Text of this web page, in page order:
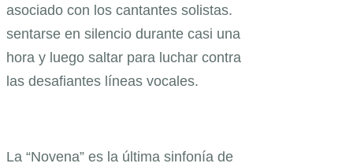
asociado con los cantantes solistas.
sentarse en silencio durante casi una
hora y luego saltar para luchar contra
las desafiantes líneas vocales.
La “Novena” es la última sinfonía de